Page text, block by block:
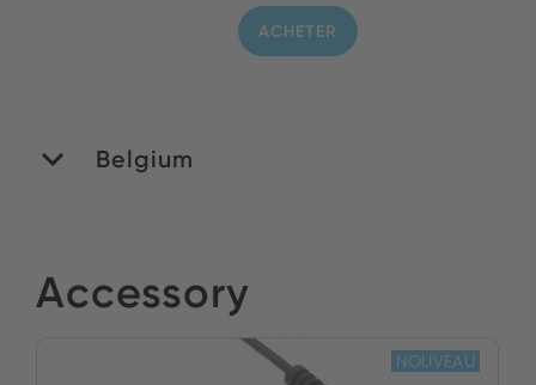
ACHETER
Belgium
ACHETER
Accessory
NOUVEAU